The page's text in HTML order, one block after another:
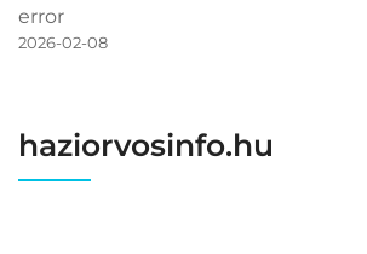
error
2026-02-08
haziorvosinfo.hu